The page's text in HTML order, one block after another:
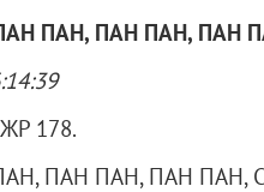
ПАН, ПАН ПАН, ПАН
178.
ПАН ПАН, ПАН ПАН,